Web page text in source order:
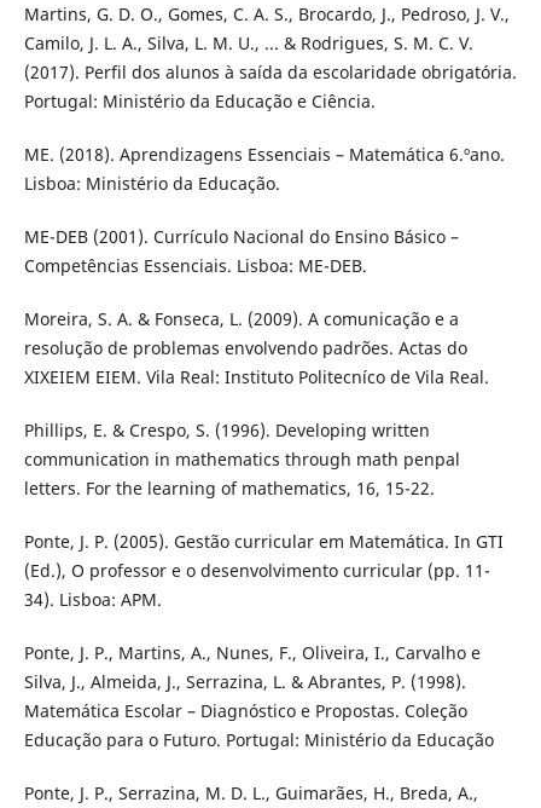
Martins, G. D. O., Gomes, C. A. S., Brocardo, J., Pedroso, J. V.,
Camilo, J. L. A., Silva, L. M. U., ... & Rodrigues, S. M. C. V.
(2017). Perfil dos alunos à saída da escolaridade obrigatória.
Portugal: Ministério da Educação e Ciência.
ME. (2018). Aprendizagens Essenciais – Matemática 6.ºano.
Lisboa: Ministério da Educação.
ME-DEB (2001). Currículo Nacional do Ensino Básico –
Competências Essenciais. Lisboa: ME-DEB.
Moreira, S. A. & Fonseca, L. (2009). A comunicação e a
resolução de problemas envolvendo padrões. Actas do
XIXEIEM EIEM. Vila Real: Instituto Politecníco de Vila Real.
Phillips, E. & Crespo, S. (1996). Developing written
communication in mathematics through math penpal
letters. For the learning of mathematics, 16, 15-22.
Ponte, J. P. (2005). Gestão curricular em Matemática. In GTI
(Ed.), O professor e o desenvolvimento curricular (pp. 11-
34). Lisboa: APM.
Ponte, J. P., Martins, A., Nunes, F., Oliveira, I., Carvalho e
Silva, J., Almeida, J., Serrazina, L. & Abrantes, P. (1998).
Matemática Escolar – Diagnóstico e Propostas. Coleção
Educação para o Futuro. Portugal: Ministério da Educação
Ponte, J. P., Serrazina, M. D. L., Guimarães, H., Breda, A.,